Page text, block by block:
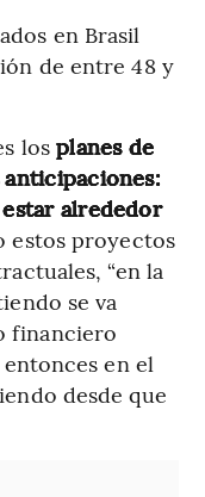
en Brasil
de entre 48 y
losplanes de
alrededor
estos proyectos
“en la
se va
financiero
en el
desde que